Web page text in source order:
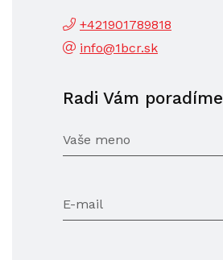
+421901789818
info@1bcr.sk
Radi Vám poradíme
Vaše meno
E-mail